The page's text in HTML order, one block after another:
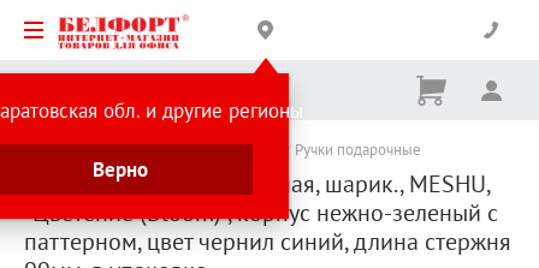
обл. и другие регионы
Верно
Корзина
Ничего
Каталог товаров Подарки и сувениры Ручки подарочные
Ручка подарочная обычная, шарик., MESHU,
"Цветение (Bloom)", корпус нежно-зеленый с
паттерном, цвет чернил синий, длина стержня